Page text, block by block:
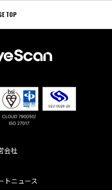
TOP
会社
トニュース